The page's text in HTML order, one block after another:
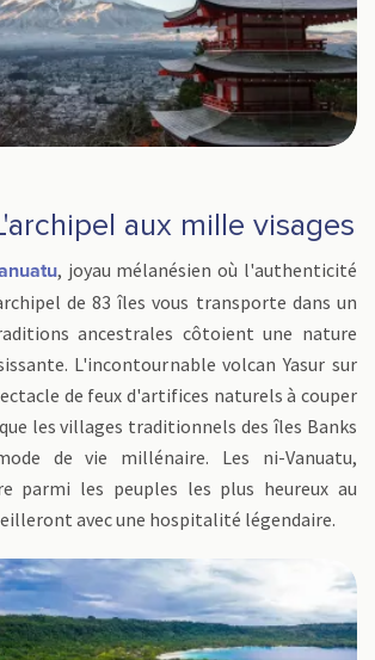
aux mille visages
, joyau mélanésien où l'authenticité
de 83 îles vous transporte dans un
ancestrales côtoient une nature
L'incontournable volcan Yasur sur
de feux d'artifices naturels à couper
les villages traditionnels des îles Banks
de vie millénaire. Les ni-Vanuatu,
parmi les peuples les plus heureux au
avec une hospitalité légendaire.